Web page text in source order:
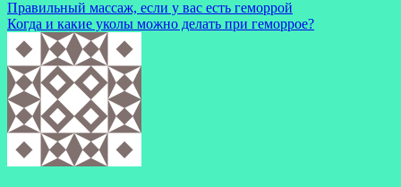
Правильный массаж, если у вас есть геморрой
Когда и какие уколы можно делать при геморрое?